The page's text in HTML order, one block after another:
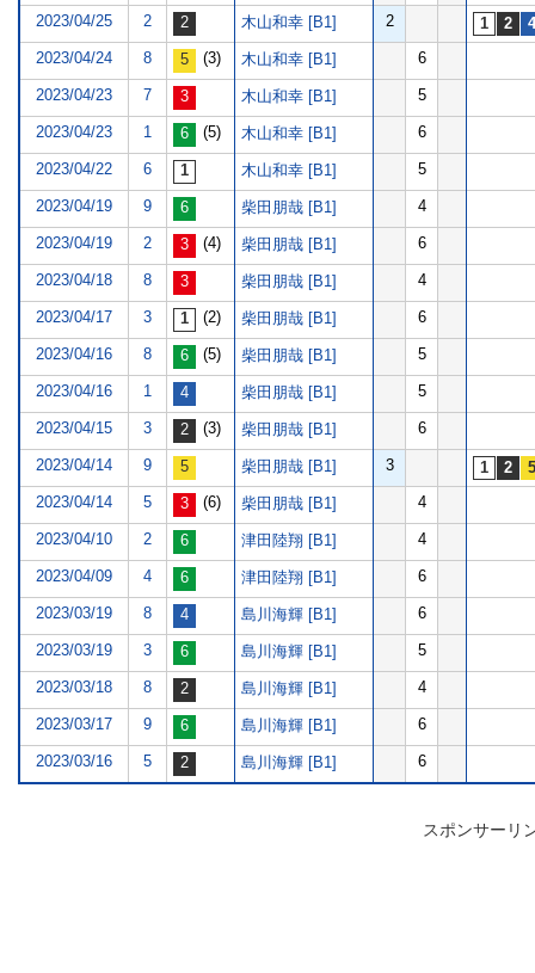
2023/04/25 2 木山和幸 [B1] 2
2023/04/24 8 (3) 木山和幸 [B1] 6
2023/04/23 7 木山和幸 [B1] 5
2023/04/23 1 (5) 木山和幸 [B1] 6
2023/04/22 6 木山和幸 [B1] 5
2023/04/19 9 柴田朋哉 [B1] 4
2023/04/19 2 (4) 柴田朋哉 [B1] 6
2023/04/18 8 柴田朋哉 [B1] 4
2023/04/17 3 (2) 柴田朋哉 [B1] 6
2023/04/16 8 (5) 柴田朋哉 [B1] 5
2023/04/16 1 柴田朋哉 [B1] 5
2023/04/15 3 (3) 柴田朋哉 [B1] 6
2023/04/14 9 柴田朋哉 [B1] 3
2023/04/14 5 (6) 柴田朋哉 [B1] 4
2023/04/10 2 津田陸翔 [B1] 4
2023/04/09 4 津田陸翔 [B1] 6
2023/03/19 8 島川海輝 [B1] 6
2023/03/19 3 島川海輝 [B1] 5
2023/03/18 8 島川海輝 [B1] 4
2023/03/17 9 島川海輝 [B1] 6
2023/03/16 5 島川海輝 [B1] 6
スポンサーリ